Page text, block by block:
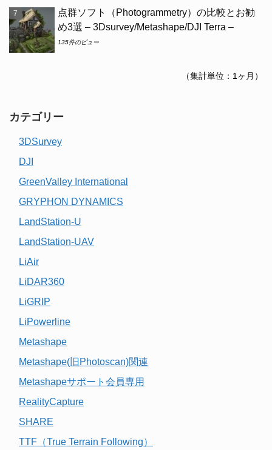
点群ソフト（Photogrammetry）の比較とお勧
め3選 – 3Dsurvey/Metashape/DJI Terra –
135件のビュー
（集計単位：1ヶ月）
カテゴリー
3DSurvey
DJI
GreenValley International
GRYPHON DYNAMICS
LandStation-U
LandStation-UAV
LiAir
LiDAR360
LiGRIP
LiPowerline
Metashape
Metashape(旧Photoscan)関連
Metashapeサポート会員専用
RealityCapture
SHARE
TTF（True Terrain Following）